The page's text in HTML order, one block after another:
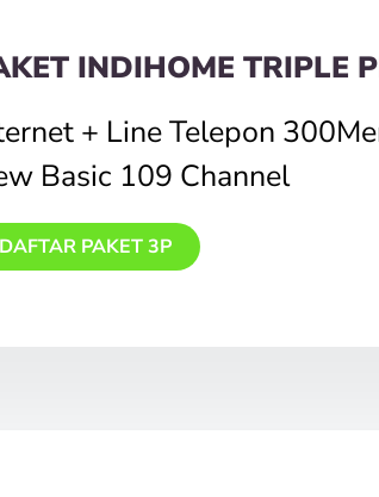
INDIHOME TRIPLE
+ Line Telepon
Basic 109 Channel
DAFTAR PAKET 3P